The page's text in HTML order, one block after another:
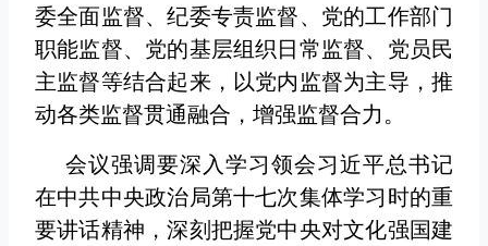
委全面监督、纪委专责监督、党的工作部门
职能监督、党的基层组织日常监督、党员民
主监督等结合起来，以党内监督为主导，推
动各类监督贯通融合，增强监督合力。
会议强调要深入学习领会习近平总书记
在中共中央政治局第十七次集体学习时的重
要讲话精神，深刻把握党中央对文化强国建